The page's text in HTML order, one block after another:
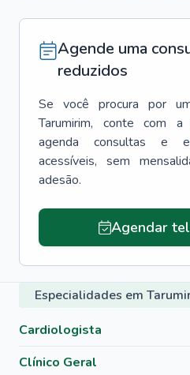
Agende uma
reduzidos
Se você procura por
Tarumirim, conte com a
agenda consultas e
acessíveis, sem
adesão.
Agendar
Especialidades em
Cardiologista
Clínico Geral